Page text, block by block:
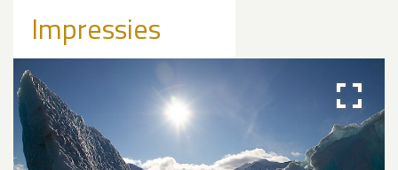
Impressies